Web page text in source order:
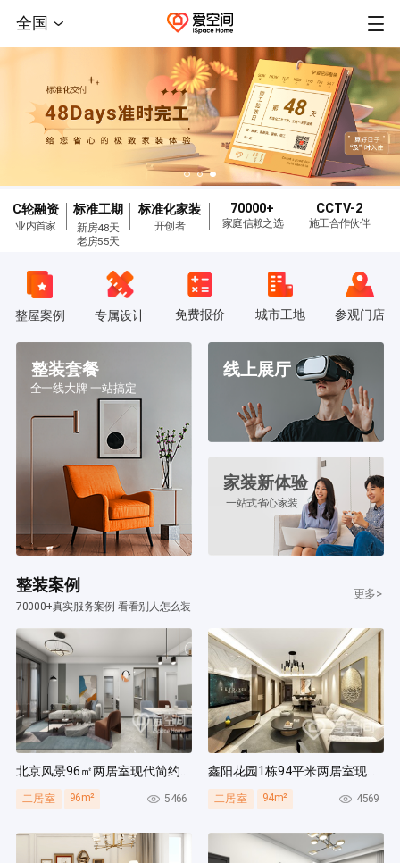
全国
C轮融资
业内首家
标准工期
新房48天
老房55天
标准化家装
开创者
70000+
家庭信赖之选
CCTV-2
施工合作伙伴
整屋案例 专属设计 免费报价 城市工地 参观门店
整装套餐
全一线大牌 一站搞定
线上展厅
家装新体验
一站式省心家装
整装案例
70000+真实服务案例 看看别人怎么装
更多>
北京风景96㎡两居室现代简约风装修案例
二居室 96m² 5466
鑫阳花园1栋94平米两居室现代简约风装修案例
二居室 94m² 4569